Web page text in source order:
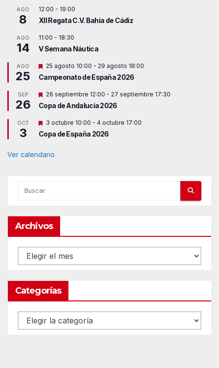
AGO
8
12:00 - 19:00
XII Regata C.V. Bahía de Cádiz
AGO
14
11:00 - 18:30
V Semana Náutica
AGO
25
D
s
a
c
d
25 agosto 10:00 - 29 agosto 18:00
Campeonato de España 2026
SEP
26
D
s
a
c
o
26 septiembre 12:00 - 27 septiembre 17:30
Copa de Andalucía 2026
OCT
3
D
s
a
3 octubre 10:00 - 4 octubre 17:00
Copa de España 2026
Ver calendario
Archivos
Archivos
Categorías
Categorías